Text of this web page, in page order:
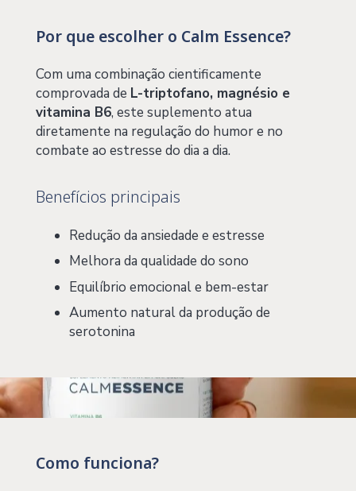
Por que escolher o Calm Essence?
Com uma combinação cientificamente
comprovada de L-triptofano, magnésio e
vitamina B6, este suplemento atua
diretamente na regulação do humor e no
combate ao estresse do dia a dia.
Benefícios principais
Redução da ansiedade e estresse
Melhora da qualidade do sono
Equilíbrio emocional e bem-estar
Aumento natural da produção de
serotonina
Como funciona?